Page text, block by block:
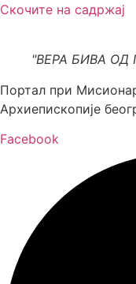
Скочите на садржај
"ВЕРА БИВА ОД
Портал при
Архиепископије
Facebook